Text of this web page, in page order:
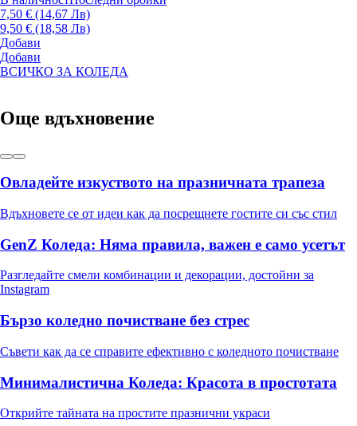
7,50 € (14,67 Лв)
9,50 € (18,58 Лв)
Добави
Добави
ВСИЧКО ЗА КОЛЕДА
Още вдъхновение
Овладейте изкуството на празничната трапеза
Вдъхновете се от идеи как да посрещнете гостите си със стил
GenZ Коледа: Няма правила, важен е само усетът
Разгледайте смели комбинации и декорации, достойни за
Instagram
Бързо коледно почистване без стрес
Съвети как да се справите ефективно с коледното почистване
Минималистична Коледа: Красота в простотата
Открийте тайната на простите празнични украси